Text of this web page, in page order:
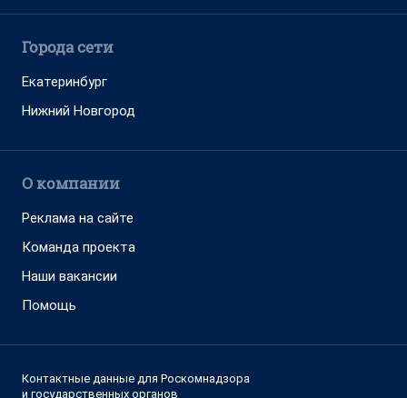
Города сети
Екатеринбург
Нижний Новгород
О компании
Реклама на сайте
Команда проекта
Наши вакансии
Помощь
Контактные данные для Роскомнадзора
и государственных органов